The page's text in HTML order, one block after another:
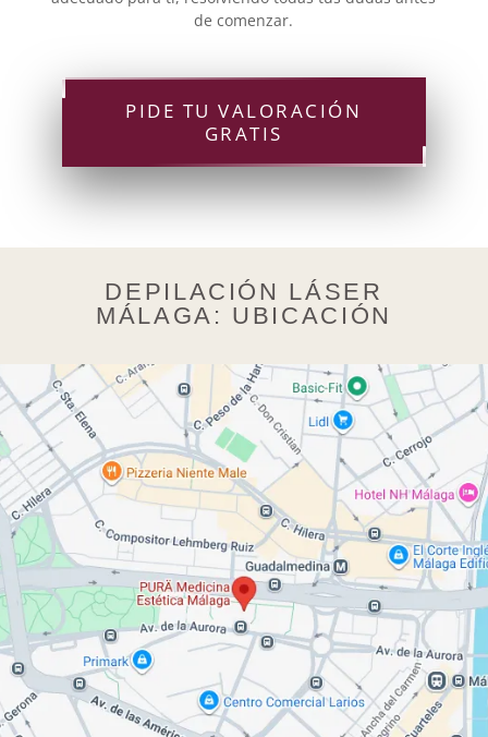
de comenzar.
PIDE TU VALORACIÓN
GRATIS
DEPILACIÓN LÁSER
MÁLAGA: UBICACIÓN